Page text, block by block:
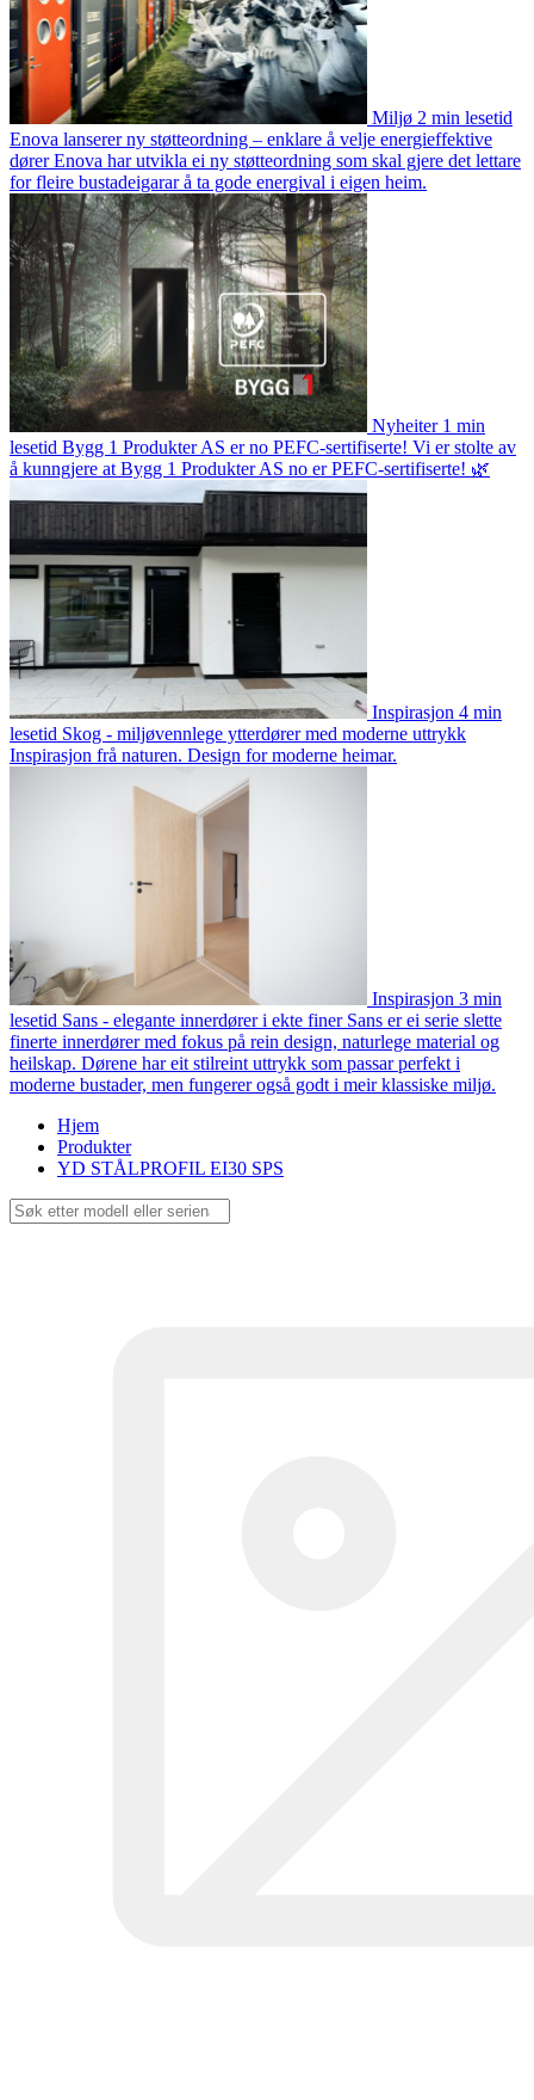
Miljø 2 min lesetid
Enova lanserer ny støtteordning – enklare å velje energieffektive
dørerEnova har utvikla ei ny støtteordning som skal gjere det lettare
for fleire bustadeigarar å ta gode energival i eigen heim.
Nyheiter 1 min
lesetid Bygg 1 Produkter AS er no PEFC-sertifiserte! Vi er stolte av
å kunngjere at Bygg 1 Produkter AS no er PEFC-sertifiserte! 🌿
Inspirasjon 4 min
lesetid Skog - miljøvennlege ytterdører med moderne uttrykk
Inspirasjon frå naturen. Design for moderne heimar.
Inspirasjon 3 min
lesetid Sans - elegante innerdører i ekte finer Sans er ei serie slette
finerte innerdører med fokus på rein design, naturlege material og
heilskap. Dørene har eit stilreint uttrykk som passar perfekt i
moderne bustader, men fungerer også godt i meir klassiske miljø.
Hjem
Produkter
YD STÅLPROFIL EI30 SPS